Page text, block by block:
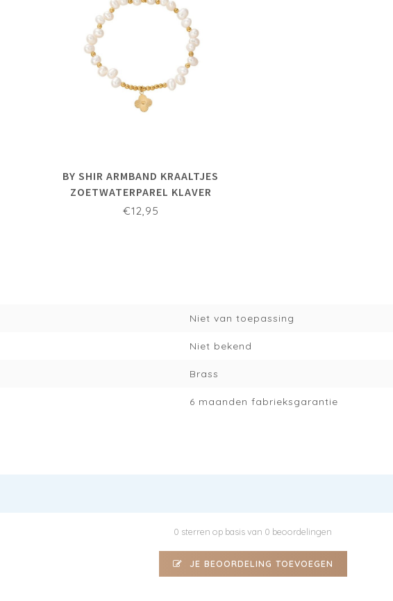
BY SHIR ARMBAND KRAALTJES
ZOETWATERPAREL KLAVER
€12,95
Niet van toepassing
Niet bekend
Brass
6 maanden fabrieksgarantie
0 sterren op basis van 0 beoordelingen
JE BEOORDELING TOEVOEGEN